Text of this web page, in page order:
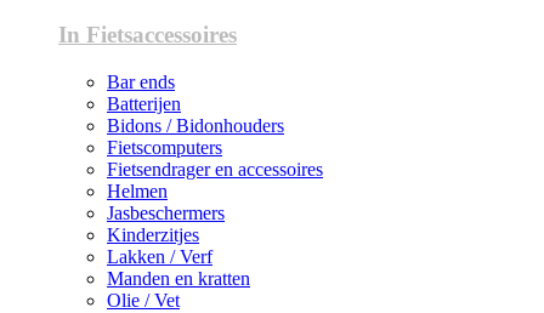
In Fietsaccessoires
Bar ends
Batterijen
Bidons / Bidonhouders
Fietscomputers
Fietsendrager en accessoires
Helmen
Jasbeschermers
Kinderzitjes
Lakken / Verf
Manden en kratten
Olie / Vet